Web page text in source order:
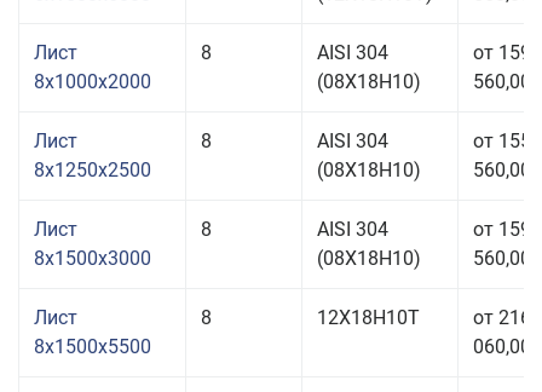
Лист
8x1000x2000
8
AISI 304
(08Х18Н10)
от 159
560,00
Лист
8x1250x2500
8
AISI 304
(08Х18Н10)
от 155
560,00
Лист
8x1500x3000
8
AISI 304
(08Х18Н10)
от 159
560,00
Лист
8x1500x5500
8 12Х18Н10Т
от 216
060,00